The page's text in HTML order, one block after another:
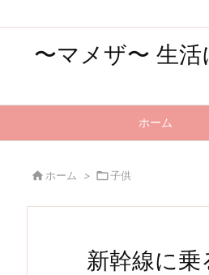
〜マメザ〜 生活
ホーム
 ホーム > 子供
新幹線に